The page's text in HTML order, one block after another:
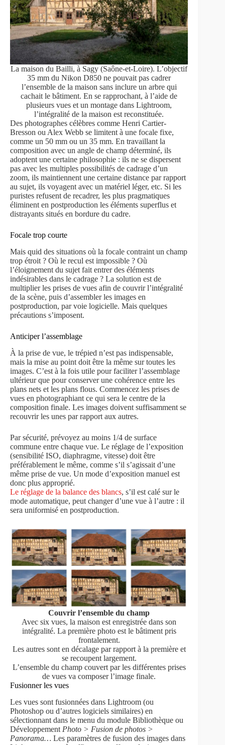
La maison du Bailli, à Sagy (Saône-et-Loire). L’objectif
35 mm du Nikon D850 ne pouvait pas cadrer
l’ensemble de la maison sans inclure un arbre qui
cachait le bâtiment. En se rapprochant, à l’aide de
plusieurs vues et un montage dans Lightroom,
l’intégralité de la maison est reconstituée.
Des photographes célèbres comme Henri Cartier-
Bresson ou Alex Webb se limitent à une focale fixe,
comme un 50 mm ou un 35 mm. En travaillant la
composition avec un angle de champ déterminé, ils
adoptent une certaine philosophie : ils ne se dispersent
pas avec les multiples possibilités de cadrage d’un
zoom, ils maintiennent une certaine distance par rapport
au sujet, ils voyagent avec un matériel léger, etc. Si les
puristes refusent de recadrer, les plus pragmatiques
éliminent en postproduction les éléments superflus et
distrayants situés en bordure du cadre.
Focale trop courte
Mais quid des situations où la focale contraint un champ
trop étroit ? Où le recul est impossible ? Où
l’éloignement du sujet fait entrer des éléments
indésirables dans le cadrage ? La solution est de
multiplier les prises de vues afin de couvrir l’intégralité
de la scène, puis d’assembler les images en
postproduction, par voie logicielle. Mais quelques
précautions s’imposent.
Anticiper l’assemblage
À la prise de vue, le trépied n’est pas indispensable,
mais la mise au point doit être la même sur toutes les
images. C’est à la fois utile pour faciliter l’assemblage
ultérieur que pour conserver une cohérence entre les
plans nets et les plans flous. Commencez les prises de
vues en photographiant ce qui sera le centre de la
composition finale. Les images doivent suffisamment se
recouvrir les unes par rapport aux autres.
Par sécurité, prévoyez au moins 1/4 de surface
commune entre chaque vue. Le réglage de l’exposition
(sensibilité ISO, diaphragme, vitesse) doit être
préférablement le même, comme s’il s’agissait d’une
même prise de vue. Un mode d’exposition manuel est
donc plus approprié.
Le réglage de la balance des blancs, s’il est calé sur le
mode automatique, peut changer d’une vue à l’autre : il
sera uniformisé en postproduction.
Couvrir l’ensemble du champ
Avec six vues, la maison est enregistrée dans son
intégralité. La première photo est le bâtiment pris
frontalement.
Les autres sont en décalage par rapport à la première et
se recoupent largement.
L’ensemble du champ couvert par les différentes prises
de vues va composer l’image finale.
Fusionner les vues
Les vues sont fusionnées dans Lightroom (ou
Photoshop ou d’autres logiciels similaires) en
sélectionnant dans le menu du module Bibliothèque ou
Développement Photo > Fusion de photos >
Panorama… Les paramètres de fusion des images dans